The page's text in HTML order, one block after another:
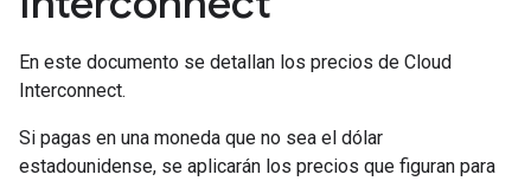
En este documento se detallan los precios de Cloud
Interconnect.
Si pagas en una moneda que no sea el dólar
estadounidense, se aplicarán los precios que figuran para